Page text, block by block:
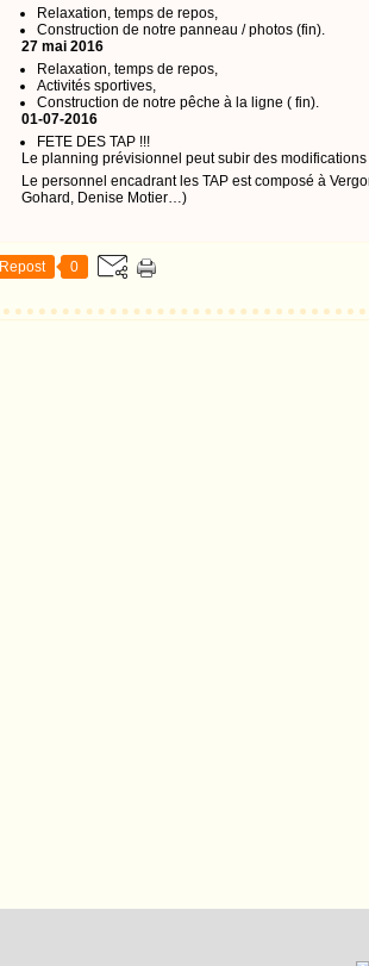
Relaxation, temps de repos,
Construction de notre panneau / photos (fin).
27 mai 2016
Relaxation, temps de repos,
Activités sportives,
Construction de notre pêche à la ligne ( fin).
01-07-2016
FETE DES TAP !!!
Le planning prévisionnel peut subir des
Le personnel encadrant les TAP est composé à
Gohard, Denise Motier…)
Repost 0